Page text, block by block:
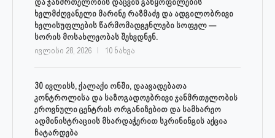
ხელმძღვანელი მარინე რაზმაძე და ადგილობრივი
ხელისუფლების წარმომადგენლები სოფელ —
სორის მოსახლეობას შეხვდნენ.
ივლისი 28, 2026 10 ნახვა
30 ივლისს, ქალაქი ონში, დაავადებათა
კონტროლისა და საზოგადოებრივი ჯანმრთელობის
ეროვნული ცენტრის ორგანიზებით და სამხარეო
ადმინისტრაციის მხარდაჭერით სკრინინგის აქცია
ჩატარდება